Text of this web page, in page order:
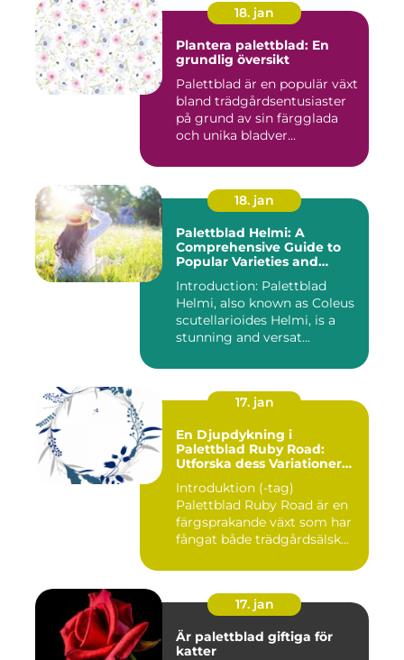
18. jan
Plantera palettblad: En
grundlig översikt
Palettblad är en populär växt
bland trädgårdsentusiaster
på grund av sin färgglada
och unika bladver...
18. jan
Palettblad Helmi: A
Comprehensive Guide to
Popular Varieties and
Measurements
Introduction: Palettblad
Helmi, also known as Coleus
scutellarioides Helmi, is a
stunning and versat...
17. jan
En Djupdykning i
Palettblad Ruby Road:
Utforska dess Variationer
Introduktion (-tag)
Palettblad Ruby Road är en
färgsprakande växt som har
fångat både trädgårdsälsk...
17. jan
Är palettblad giftiga för
katter